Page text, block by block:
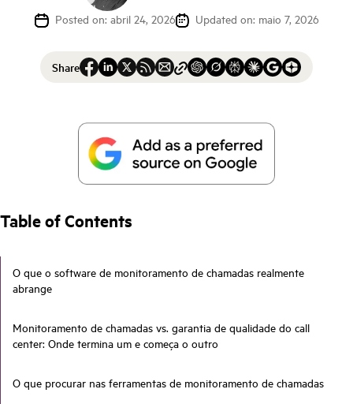
Posted on: abril 24, 2026
Updated on: maio 7, 2026
Share
Table of Contents
O que o software de monitoramento de chamadas realmente
abrange
Monitoramento de chamadas vs. garantia de qualidade do call
center: Onde termina um e começa o outro
O que procurar nas ferramentas de monitoramento de chamadas